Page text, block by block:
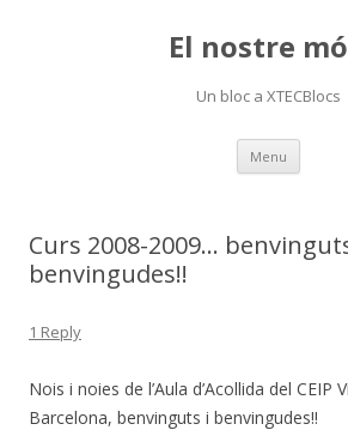
El nostre
Un bloc a XTECBlocs
Menu Skip
content
Curs 2008-2009…
benvingudes!!
1 Reply
Nois i noies de l’Aula d’Acollida del CEIP
Barcelona, benvinguts i benvingudes!!